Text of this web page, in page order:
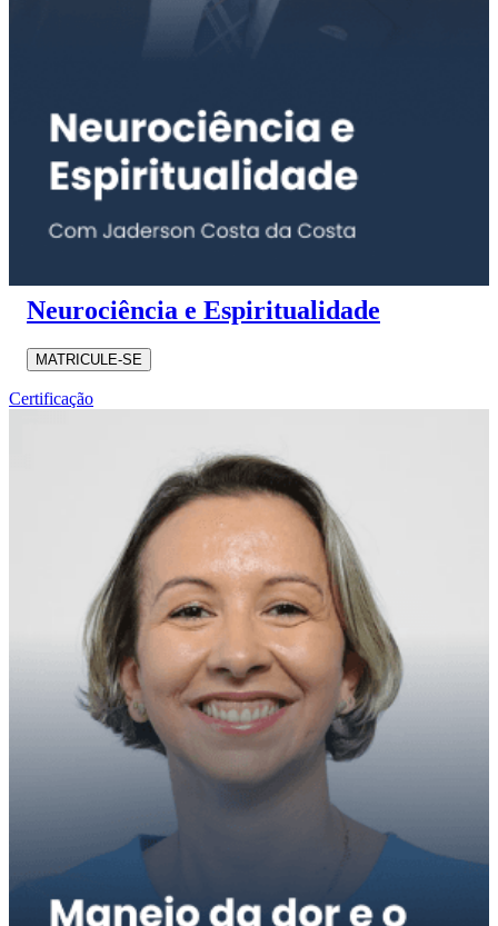
Neurociência e Espiritualidade
MATRICULE-SE
Certificação